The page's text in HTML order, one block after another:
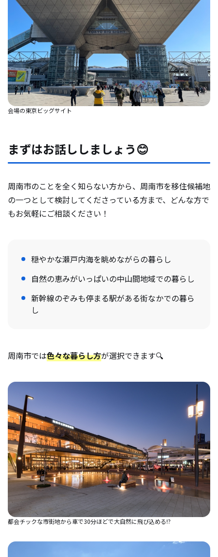
会場の東京ビッグサイト
まずはお話ししましょう😊
周南市のことを全く知らない方から、周南市を移住候補地
の一つとして検討してくださっている方まで、どんな方で
もお気軽にご相談ください！
穏やかな瀬戸内海を眺めながらの暮らし
自然の恵みがいっぱいの中山間地域での暮らし
新幹線のぞみも停まる駅がある街なかでの暮ら
し
周南市では色々な暮らし方が選択できます🔍
都会チックな市街地から車で30分ほどで大自然に飛び込める⁉︎